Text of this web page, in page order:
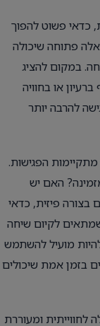
כדאי פשוט להפוך
פתוחה שיכולה
במקום להציג
או בחוויה
להרבה יותר
הפגישות.
האם יש
בצורה פיזית, כדאי
לקיום שיחה
מועיל להשתמש
בזמן אמת שיכולים
ומעוררת